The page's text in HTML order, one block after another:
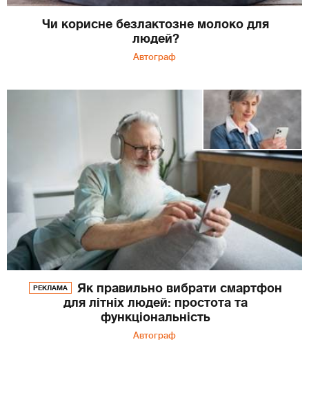
Чи корисне безлактозне молоко для
людей?
Автограф
РЕКЛАМА
Як правильно вибрати смартфон
для літніх людей: простота та
функціональність
Автограф